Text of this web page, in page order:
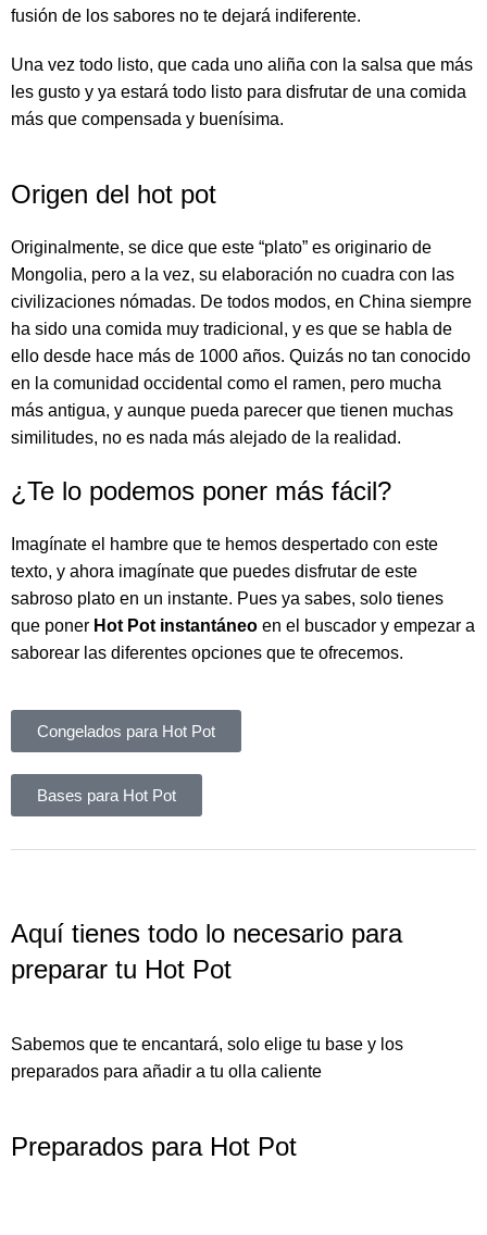
fusión de los sabores no te dejará indiferente.
Una vez todo listo, que cada uno aliña con la salsa que más
les gusto y ya estará todo listo para disfrutar de una comida
más que compensada y buenísima.
Origen del hot pot
Originalmente, se dice que este “plato” es originario de
Mongolia, pero a la vez, su elaboración no cuadra con las
civilizaciones nómadas. De todos modos, en China siempre
ha sido una comida muy tradicional, y es que se habla de
ello desde hace más de 1000 años. Quizás no tan conocido
en la comunidad occidental como el ramen, pero mucha
más antigua, y aunque pueda parecer que tienen muchas
similitudes, no es nada más alejado de la realidad.
¿Te lo podemos poner más fácil?
Imagínate el hambre que te hemos despertado con este
texto, y ahora imagínate que puedes disfrutar de este
sabroso plato en un instante. Pues ya sabes, solo tienes
que poner Hot Pot instantáneo en el buscador y empezar a
saborear las diferentes opciones que te ofrecemos.
Congelados para Hot Pot
Bases para Hot Pot
Aquí tienes todo lo necesario para
preparar tu Hot Pot
Sabemos que te encantará, solo elige tu base y los
preparados para añadir a tu olla caliente
Preparados para Hot Pot